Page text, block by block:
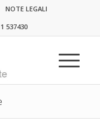
NOTE LEGALI
537430